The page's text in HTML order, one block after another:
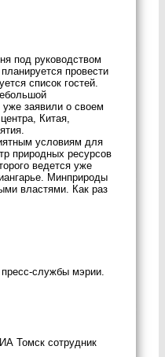
под руководством
провести
список гостей.
заявили о своем
Китая,
условиям для
природных ресурсов
ведется уже
Минприроды
властями. Как раз
службы мэрии.
Томск сотрудник